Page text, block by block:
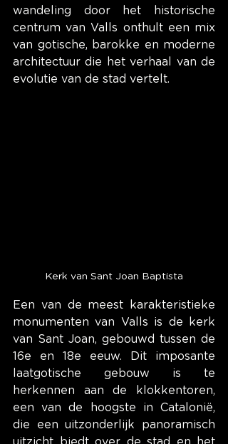
wandeling door het historische
centrum van Valls onthult een mix
van gotische, barokke en moderne
architectuur die het verhaal van de
evolutie van de stad vertelt.
Kerk van Sant Joan Baptista
Een van de meest karakteristieke
monumenten van Valls is de kerk
van Sant Joan, gebouwd tussen de
16e en 18e eeuw. Dit imposante
laatgotische gebouw is te
herkennen aan de klokkentoren,
een van de hoogste in Catalonië,
die een uitzonderlijk panoramisch